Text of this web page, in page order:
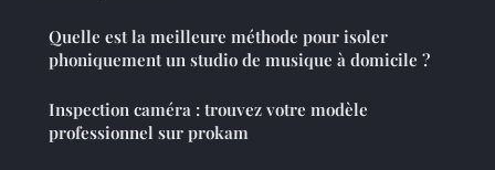
Quelle est la meilleure méthode pour isoler
phoniquement un studio de musique à domicile ?
Inspection caméra : trouvez votre modèle
professionnel sur prokam